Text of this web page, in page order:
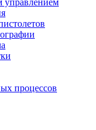
процессов